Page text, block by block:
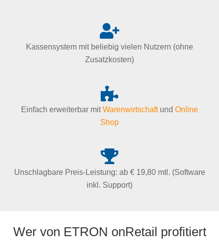
Kassensystem mit beliebig vielen Nutzern (ohne
Zusatzkosten)
Einfach erweiterbar mitWarenwirtschaft und Online
Shop
Unschlagbare Preis-Leistung: ab € 19,80 mtl. (Software
inkl. Support)
Wer von ETRON onRetail profitiert